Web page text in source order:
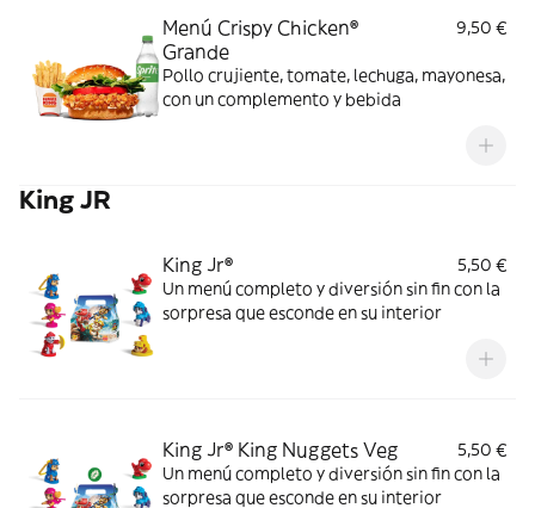
Menú Crispy Chicken®
Grande
9,50 €
Pollo crujiente, tomate, lechuga, mayonesa,
con un complemento y bebida
King JR
King Jr®
5,50 €
Un menú completo y diversión sin fin con la
sorpresa que esconde en su interior
King Jr® King Nuggets Veg
5,50 €
Un menú completo y diversión sin fin con la
sorpresa que esconde en su interior